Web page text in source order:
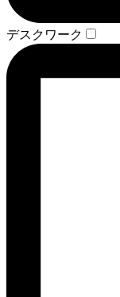
デスクワーク